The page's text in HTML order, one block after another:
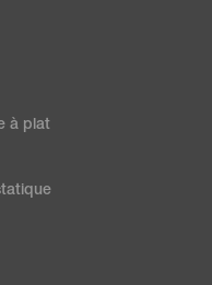
à plat